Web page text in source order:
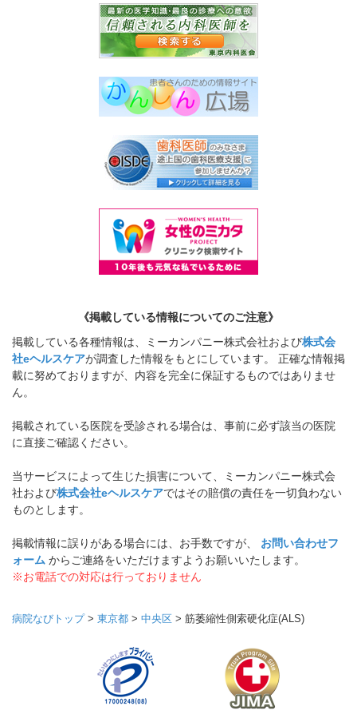
《掲載している情報についてのご注意》
掲載している各種情報は、ミーカンパニー株式会社および株式会
社eヘルスケアが調査した情報をもとにしています。 正確な情報掲
載に努めておりますが、内容を完全に保証するものではありませ
ん。
掲載されている医院を受診される場合は、事前に必ず該当の医院
に直接ご確認ください。
当サービスによって生じた損害について、ミーカンパニー株式会
社および株式会社eヘルスケアではその賠償の責任を一切負わない
ものとします。
掲載情報に誤りがある場合には、お手数ですが、 お問い合わせフ
ォーム からご連絡をいただけますようお願いいたします。
※お電話での対応は行っておりません
病院なびトップ> 東京都 > 中央区 > 筋萎縮性側索硬化症(ALS)